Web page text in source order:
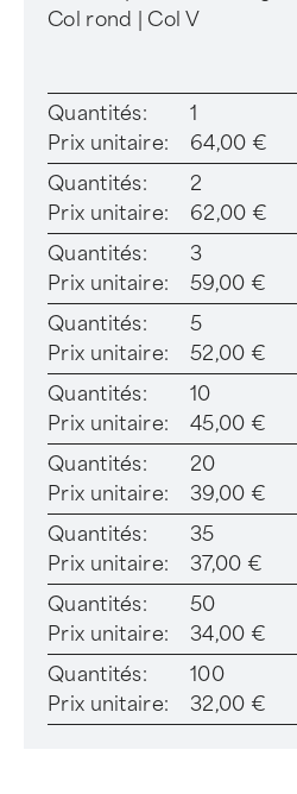
Col rond | Col V
Quantités:
1
Prix unitaire:
64,00 €
Quantités:
2
Prix unitaire:
62,00 €
Quantités:
3
Prix unitaire:
59,00 €
Quantités:
5
Prix unitaire:
52,00 €
Quantités:
10
Prix unitaire:
45,00 €
Quantités:
20
Prix unitaire:
39,00 €
Quantités:
35
Prix unitaire:
37,00 €
Quantités:
50
Prix unitaire:
34,00 €
Quantités:
100
Prix unitaire:
32,00 €